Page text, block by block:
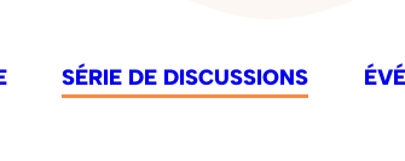
SÉRIE DE DISCUSSIONS